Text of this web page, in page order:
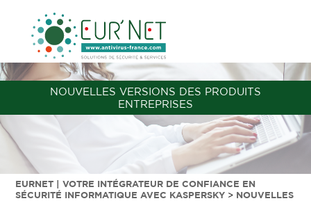
NOUVELLES VERSIONS DES PRODUITS
ENTREPRISES
EURNET | VOTRE INTÉGRATEUR DE CONFIANCE EN
SÉCURITÉ INFORMATIQUE AVEC KASPERSKY > NOUVELLES